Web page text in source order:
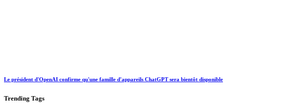
Le président d'OpenAI confirme qu'une famille d'appareils ChatGPT sera bientôt disponible
Trending Tags